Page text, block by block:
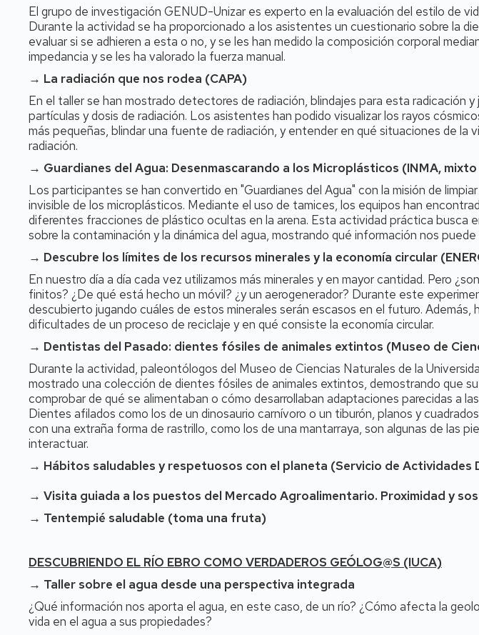
El grupo de investigación GENUD-Unizar es experto en la evaluación del estilo de
Durante la actividad se ha proporcionado a los asistentes un cuestionario sobre la
evaluar si se adhieren a esta o no, y se les han medido la composición corporal
impedancia y se les ha valorado la fuerza manual.
→ La radiación que nos rodea (CAPA)
En el taller se han mostrado detectores de radiación, blindajes para esta radicación
partículas y dosis de radiación. Los asistentes han podido visualizar los rayos
más pequeñas, blindar una fuente de radiación, y entender en qué situaciones de la
radiación.
→ Guardianes del Agua: Desenmascarando a los Microplásticos (INMA, mixto
Los participantes se han convertido en "Guardianes del Agua" con la misión de
invisible de los microplásticos. Mediante el uso de tamices, los equipos han
diferentes fracciones de plástico ocultas en la arena. Esta actividad práctica busca
sobre la contaminación y la dinámica del agua, mostrando qué información nos puede
→ Descubre los límites de los recursos minerales y la economía circular
En nuestro día a día cada vez utilizamos más minerales y en mayor cantidad. Pero
finitos? ¿De qué está hecho un móvil? ¿y un aerogenerador? Durante este
descubierto jugando cuáles de estos minerales serán escasos en el futuro. Además,
dificultades de un proceso de reciclaje y en qué consiste la economía circular.
→ Dentistas del Pasado: dientes fósiles de animales extintos (Museo de
Durante la actividad, paleontólogos del Museo de Ciencias Naturales de la
mostrado una colección de dientes fósiles de animales extintos, demostrando que
comprobar de qué se alimentaban o cómo desarrollaban adaptaciones parecidas a
Dientes afilados como los de un dinosaurio carnívoro o un tiburón, planos y
con una extraña forma de rastrillo, como los de una mantarraya, son algunas de las
interactuar.
→ Hábitos saludables y respetuosos con el planeta (Servicio de Actividades
→ Visita guiada a los puestos del Mercado Agroalimentario. Proximidad y
→ Tentempié saludable (toma una fruta)
DESCUBRIENDO EL RÍO EBRO COMO VERDADEROS GEÓLOG@S (IUCA)
→ Taller sobre el agua desde una perspectiva integrada
¿Qué información nos aporta el agua, en este caso, de un río? ¿Cómo afecta la
vida en el agua a sus propiedades?